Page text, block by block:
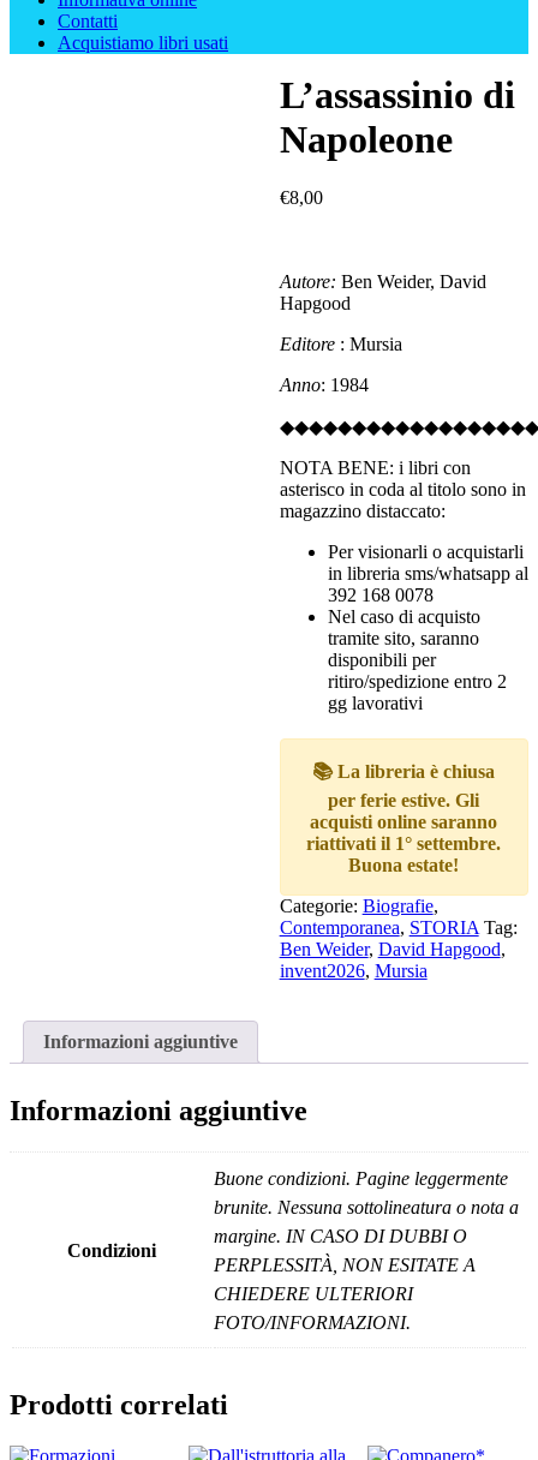
Contatti
Acquistiamo libri usati
L’assassinio di
Napoleone
€8,00
Autore: Ben Weider, David
Hapgood
Editore: Mursia
Anno: 1984
NOTA BENE: i libri con
asterisco in coda al titolo sono in
magazzino distaccato:
Per visionarli o acquistarli
in libreria sms/whatsapp al
392 168 0078
Nel caso di acquisto
tramite sito, saranno
disponibili per
ritiro/spedizione entro 2
gg lavorativi
📚 La libreria è chiusa
per ferie estive. Gli
acquisti online saranno
riattivati il 1° settembre.
Buona estate!
Categorie: Biografie,
Contemporanea, STORIA Tag:
Ben Weider, David Hapgood,
invent2026, Mursia
Informazioni aggiuntive
Informazioni aggiuntive
Condizioni
Buone condizioni. Pagine leggermente
brunite. Nessuna sottolineatura o nota a
margine. IN CASO DI DUBBI O
PERPLESSITÀ, NON ESITATE A
CHIEDERE ULTERIORI
FOTO/INFORMAZIONI.
Prodotti correlati